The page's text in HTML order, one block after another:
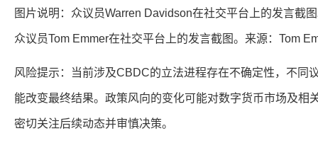
图片说明：众议员Warren Davidson在社交平台上的发言截
众议员Tom Emmer在社交平台上的发言截图。来源：Tom
风险提示：当前涉及CBDC的立法进程存在不确定性，不同
能改变最终结果。政策风向的变化可能对数字货币市场及相
密切关注后续动态并审慎决策。